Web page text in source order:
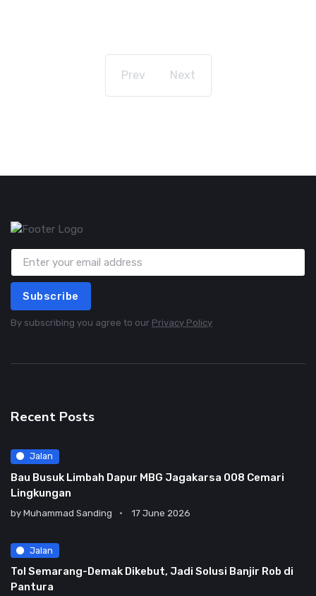
Prev Next
Subscribe
By subscribing you agree to our Privacy Policy
Recent Posts
Jalan
Bau Busuk Limbah Dapur MBG Jagakarsa 008 Cemari
Lingkungan
by Muhammad Sanding 17 June 2026
Jalan
Tol Semarang-Demak Dikebut, Jadi Solusi Banjir Rob di
Pantura